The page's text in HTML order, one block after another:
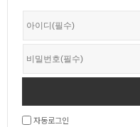
자동로그인